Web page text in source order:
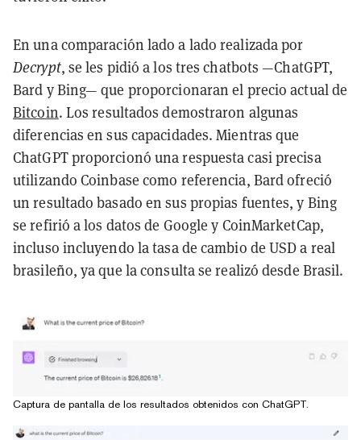
En una comparación lado a lado realizada por
Decrypt, se les pidió a los tres chatbots —ChatGPT,
Bard y Bing— que proporcionaran el precio actual de
Bitcoin. Los resultados demostraron algunas
diferencias en sus capacidades. Mientras que
ChatGPT proporcionó una respuesta casi precisa
utilizando Coinbase como referencia, Bard ofreció
un resultado basado en sus propias fuentes, y Bing
se refirió a los datos de Google y CoinMarketCap,
incluso incluyendo la tasa de cambio de USD a real
brasileño, ya que la consulta se realizó desde Brasil.
Captura de pantalla de los resultados obtenidos con ChatGPT.